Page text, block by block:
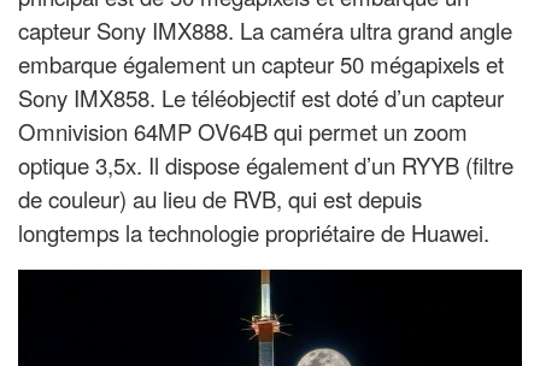
capteur Sony IMX888. La caméra ultra grand angle
embarque également un capteur 50 mégapixels et
Sony IMX858. Le téléobjectif est doté d’un capteur
Omnivision 64MP OV64B qui permet un zoom
optique 3,5x. Il dispose également d’un RYYB (filtre
de couleur) au lieu de RVB, qui est depuis
longtemps la technologie propriétaire de Huawei.